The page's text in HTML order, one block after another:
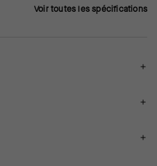
Voir toutes les spécifications